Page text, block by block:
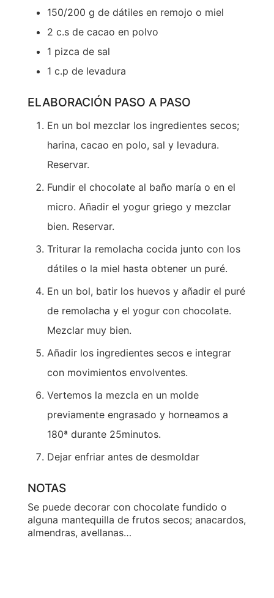
150/200 g de dátiles en remojo o miel
2 c.s de cacao en polvo
1 pizca de sal
1 c.p de levadura
ELABORACIÓN PASO A PASO
En un bol mezclar los ingredientes secos;
harina, cacao en polo, sal y levadura.
Reservar.
Fundir el chocolate al baño maría o en el
micro. Añadir el yogur griego y mezclar
bien. Reservar.
Triturar la remolacha cocida junto con los
dátiles o la miel hasta obtener un puré.
En un bol, batir los huevos y añadir el puré
de remolacha y el yogur con chocolate.
Mezclar muy bien.
Añadir los ingredientes secos e integrar
con movimientos envolventes.
Vertemos la mezcla en un molde
previamente engrasado y horneamos a
180ª durante 25minutos.
Dejar enfriar antes de desmoldar
NOTAS
Se puede decorar con chocolate fundido o
alguna mantequilla de frutos secos; anacardos,
almendras, avellanas…